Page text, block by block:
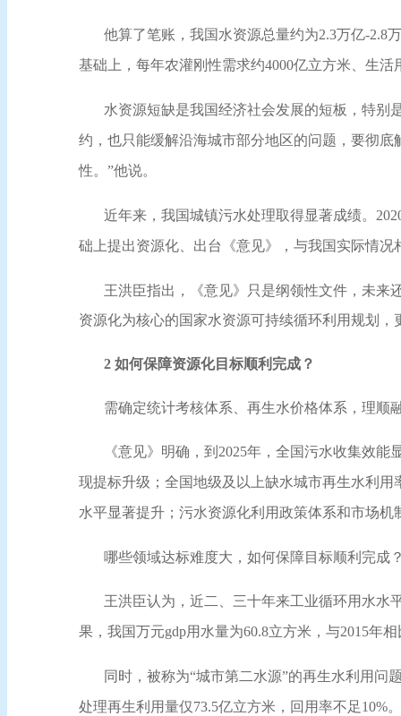
他算了笔账，我国水资源总量约为2.3万亿-2.8
基础上，每年农灌刚性需求约4000亿立方米、生
水资源短缺是我国经济社会发展的短板，特别
约，也只能缓解沿海城市部分地区的问题，要彻
性。”他说。
近年来，我国城镇污水处理取得显著成绩。
础上提出资源化、出台《意见》，与我国实际情况
王洪臣指出，《意见》只是纲领性文件，未来
资源化为核心的国家水资源可持续循环利用规划
2 如何保障资源化目标顺利完成？
需确定统计考核体系、再生水价格体系，理顺
《意见》明确，到 2025年，全国污水收集效能
现提标升级；全国地级及以上缺水城市再生水利
水平显著提升；污水资源化利用政策体系和市场
哪些领域达标难度大，如何保障目标顺利完成
王洪臣认为，近二、三十年来工业循环用水水
果，我国万元gdp用水量为60.8立方米，与2015年
同时，被称为“城市第二水源”的再生水利用问
处理再生利用量仅73.5亿立方米，回用率不足10%